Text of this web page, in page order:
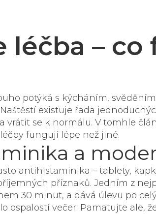
léčba –
potýká s kýcháním,
existuje řada
vrátit se k normálu. V tomhle
fungují lépe než jiné.
a
antihistaminika – tablety,
příznaků. Jedním z
30 minut, a dává úlevu po
ospalostí večer. Pamatujte ale,